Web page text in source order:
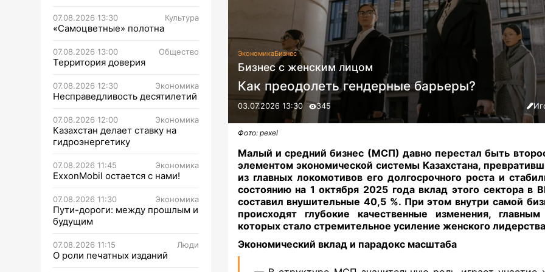
07.08.2026 13:30 Культура
«Самоцветные» полотна
07.08.2026 13:00 Общество
Территория доверия
07.08.2026 12:30 Экономика
Несправедливость десятилетий
07.08.2026 12:00 Экономика
Казахстан делает ставку на
гидроэнергетику
07.08.2026 11:45 Экономика
ExxonMobil остается с нами!
07.08.2026 11:30 Экономика
Пути-дороги: между прошлым и
будущим
07.08.2026 11:15 Люди
О роли печатных изданий
ЭкономикаБизнес
Бизнес с женским лицом
Как преодолеть гендерные барьеры?
03.07.2026 13:30 345
Фото: pexel
Малый и средний бизнес (МСП) давно перестал быть
элементом экономической системы Казахстана,
из главных локомотивов его долгосрочного роста и
состоянию на 1 октября 2025 года вклад этого сектора в
составил внушительные 40,5 %. При этом внутри самой
происходят глубокие качественные изменения,
которых стало стремительное усиление женского
Экономический вклад и парадокс масштаба